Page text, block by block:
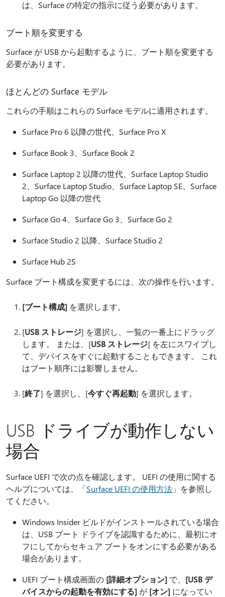
は、Surface の特定の指示に従う必要があります。
ブート順を変更する
Surface が USB から起動するように、ブート順を変更する
必要があります。
ほとんどの Surface モデル
これらの手順はこれらの Surface モデルに適用されます。
Surface Pro 6 以降の世代、Surface Pro X
Surface Book 3、Surface Book 2
Surface Laptop 2 以降の世代、Surface Laptop Studio
2、Surface Laptop Studio、Surface Laptop SE、Surface
Laptop Go 以降の世代
Surface Go 4、Surface Go 3、Surface Go 2
Surface Studio 2 以降、Surface Studio 2
Surface Hub 2S
Surface ブート構成を変更するには、次の操作を行います。
[ブート構成] を選択します。
[USB ストレージ] を選択し、一覧の一番上にドラッグ
します。 または、[USB ストレージ] を左にスワイプし
て、デバイスをすぐに起動することもできます。 これ
はブート順序には影響しません。
[終了] を選択し、[今すぐ再起動] を選択します。
USB ドライブが動作しない
場合
Surface UEFI で次の点を確認します。 UEFI の使用に関する
ヘルプについては、「Surface UEFI の使用方法 」を参照し
てください。
Windows Insider ビルドがインストールされている場合
は、USB ブート ドライブを認識するために、最初にオ
フにしてからセキュア ブートをオンにする必要がある
場合があります。
UEFI ブート構成画面の [詳細オプション] で、 [USB デ
バイスからの起動を有効にする] が [オン] になってい